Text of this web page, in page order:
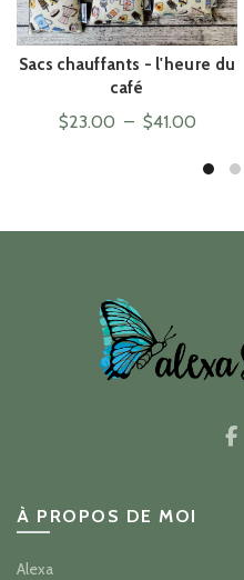
ACHAT RAPIDE
Sacs chauffants - l'heure du
café
$23.00 – $41.00Plage
prix :
à
À PROPOS DE MOI
Alexa